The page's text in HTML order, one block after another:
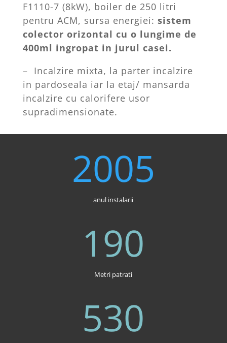
F1110-7 (8kW), boiler de 250 litri
pentru ACM, sursa energiei: sistem
colector orizontal cu o lungime de
400ml ingropat in jurul casei.
– Incalzire mixta, la parter incalzire
in pardoseala iar la etaj/ mansarda
incalzire cu calorifere usor
supradimensionate.
2005
anul instalarii
190
Metri patrati
530